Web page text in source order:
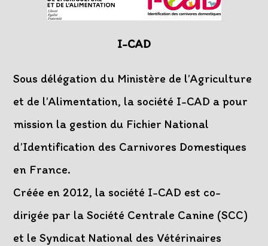
I-CAD
Sous délégation du Ministère de l’Agriculture
et de l’Alimentation, la société I-CAD a pour
mission la gestion du Fichier National
d’Identification des Carnivores Domestiques
en France.
Créée en 2012, la société I-CAD est co-
dirigée par la Société Centrale Canine (SCC)
et le Syndicat National des Vétérinaires